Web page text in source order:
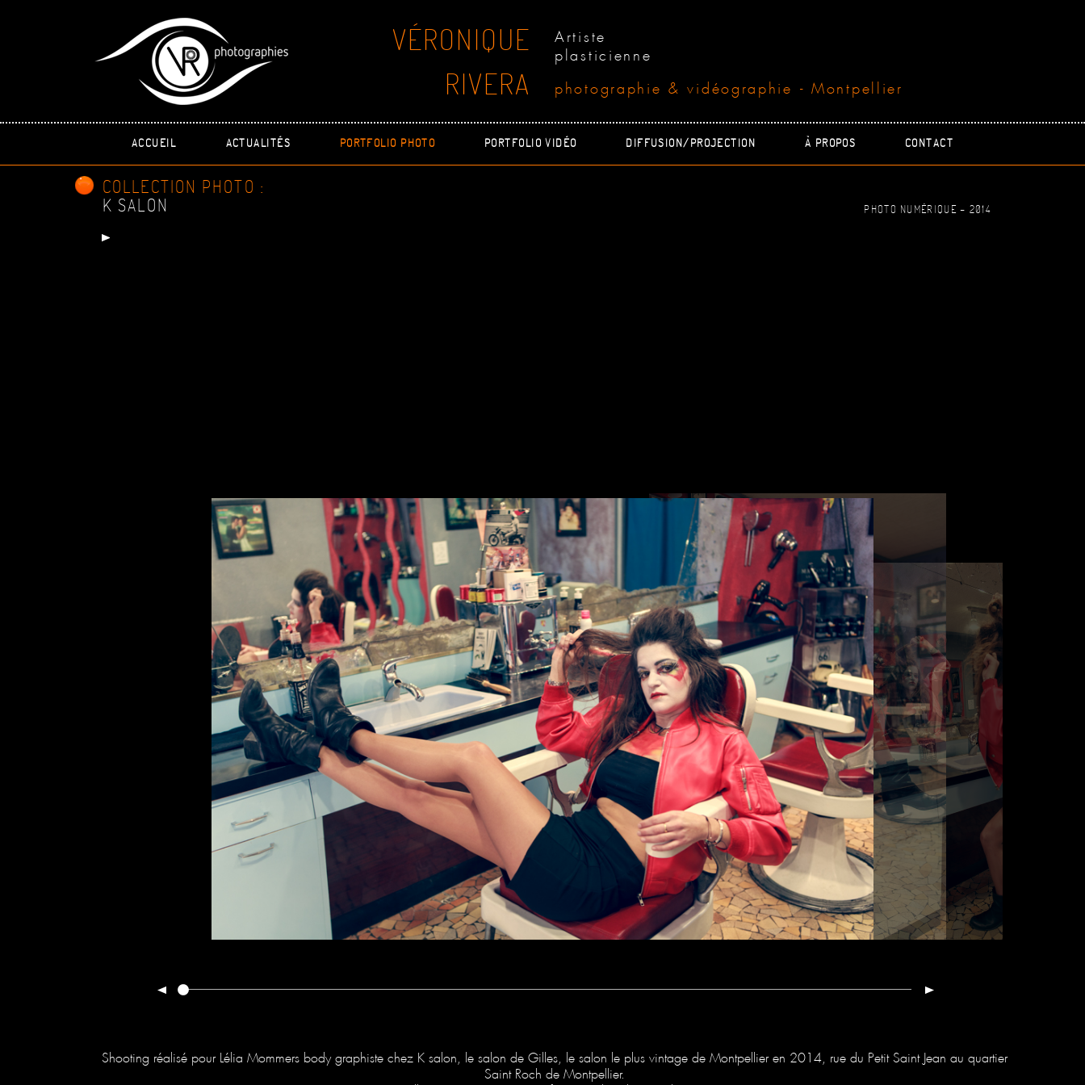
VÉRONIQUE
RIVERA
Artiste
plasticienne
photographie & vidéographie - Montpellier
ACCUEIL ACTUALITÉS PORTFOLIO PHOTO PORTFOLIO VIDÉO DIFFUSION/PROJECTION À PROPOS CONTACT
COLLECTION PHOTO :
K SALON
PHOTO NUMÉRIQUE - 2014
Shooting réalisé pour Lélia Mommers body graphiste chez K salon, le salon de Gilles, le salon le plus vintage de Montpellier en 2014, rue du Petit Saint Jean au quartier
Saint Roch de Montpellier.